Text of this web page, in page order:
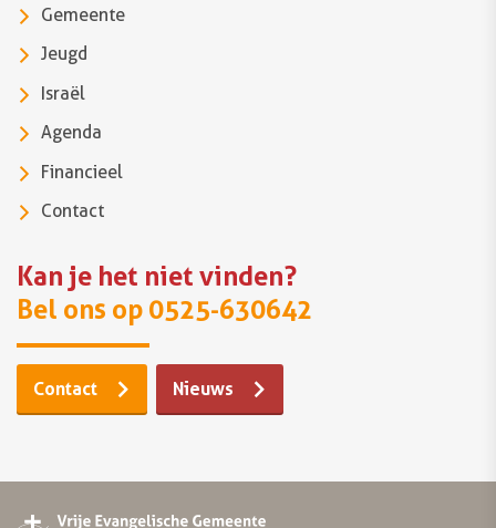
Gemeente
Jeugd
Israël
Agenda
Financieel
Contact
Kan je het niet vinden?
Bel ons op 0525-630642
Contact Nieuws